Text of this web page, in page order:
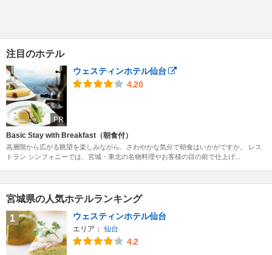
注目のホテル
PR
ウェスティンホテル仙台
4.20
Basic Stay with Breakfast（朝食付）
高層階から広がる眺望を楽しみながら、さわやかな気分で朝食はいかがですか。 レス
トラン シンフォニーでは、宮城・東北の名物料理やお客様の目の前で仕上げ...
宮城県の人気ホテルランキング
1
ウェスティンホテル仙台
エリア： 仙台
4.2